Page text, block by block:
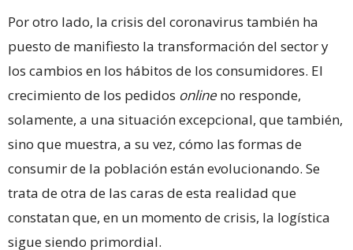
Por otro lado, la crisis del coronavirus también ha
puesto de manifiesto la transformación del sector y
los cambios en los hábitos de los consumidores. El
crecimiento de los pedidos online no responde,
solamente, a una situación excepcional, que también,
sino que muestra, a su vez, cómo las formas de
consumir de la población están evolucionando. Se
trata de otra de las caras de esta realidad que
constatan que, en un momento de crisis, la logística
sigue siendo primordial.